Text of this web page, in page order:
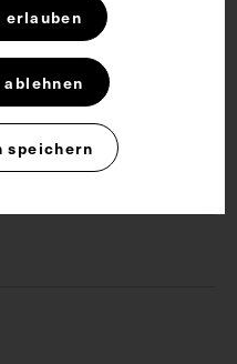
Fakultät
speichern